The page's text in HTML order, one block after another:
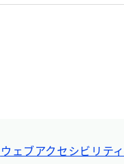
ウェブアクセシビリティ